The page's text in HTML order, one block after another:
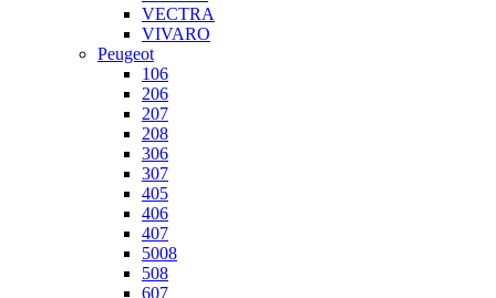
VECTRA
VIVARO
Peugeot
106
206
207
208
306
307
405
406
407
5008
508
607